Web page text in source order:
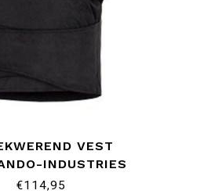
VEST
INDUSTRIES
€114,95